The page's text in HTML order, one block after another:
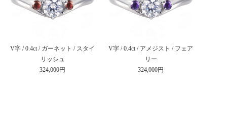
V字 / 0.4ct / ガーネット / スタイ
リッシュ
324,000円
V字 / 0.4ct / アメジスト / フェア
リー
324,000円